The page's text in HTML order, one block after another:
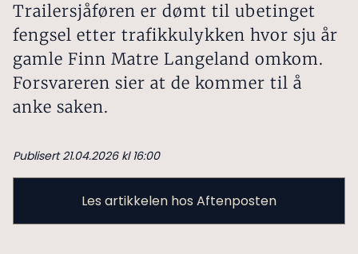
Trailersjåføren er dømt til ubetinget
fengsel etter trafikkulykken hvor sju år
gamle Finn Matre Langeland omkom.
Forsvareren sier at de kommer til å
anke saken.
Publisert 21.04.2026 kl 16:00
Les artikkelen hos Aftenposten